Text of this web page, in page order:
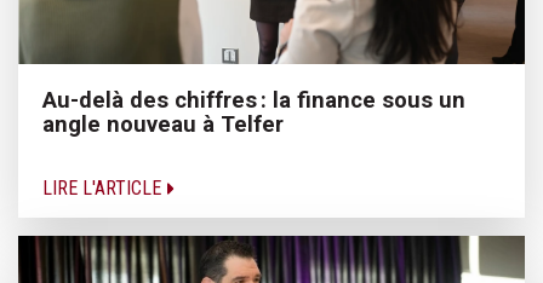
Au-delà des chiffres : la finance sous un
angle nouveau à Telfer
LIRE L'ARTICLE